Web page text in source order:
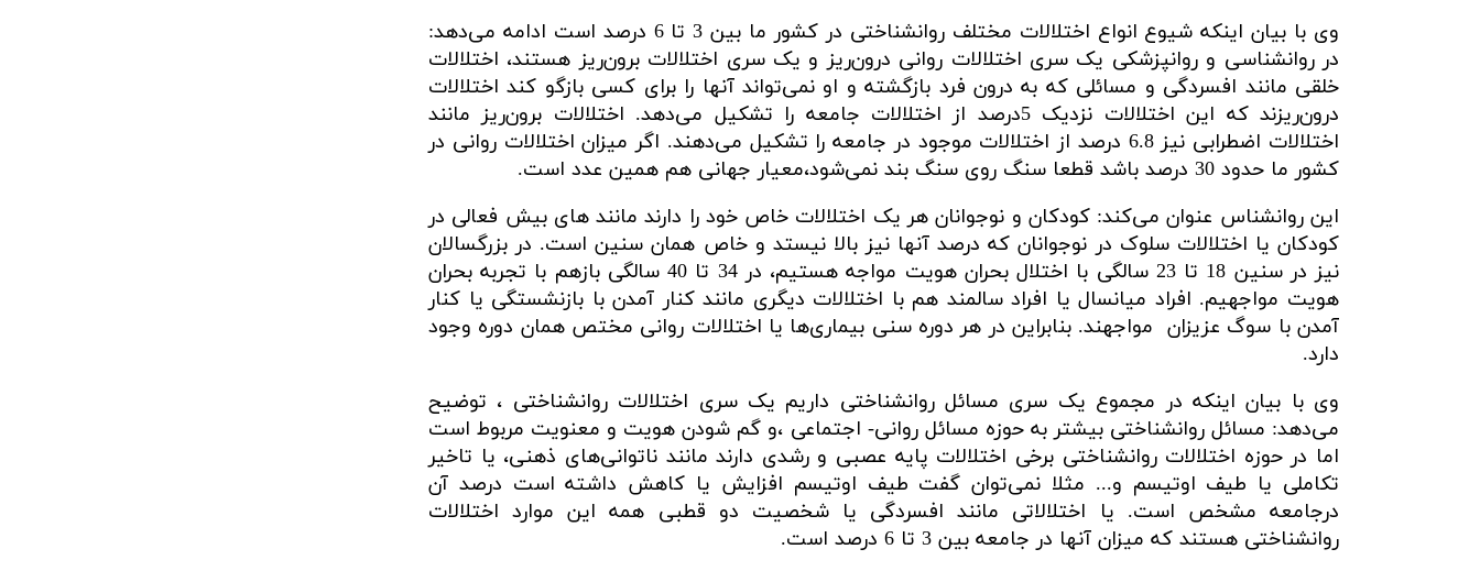
وی با بیان اینکه شیوع انواع اختلالات مختلف روانشناختی در کشور ما بین 3 تا 6 درصد است ادامه می‌دهد:
در روانشناسی و روانپزشکی یک سری اختلالات روانی درون‌ریز و یک ‌سری اختلالات برون‌ریز هستند، اختلالات
خلقی مانند افسردگی و مسائلی که به درون فرد بازگشته و او نمی‌تواند آنها را برای کسی بازگو کند اختلالات
درون‌ریزند که این اختلالات نزدیک 5درصد از اختلالات جامعه را تشکیل می‌دهد. اختلالات برون‌ریز مانند
اختلالات اضطرابی نیز 6.8 درصد از اختلالات موجود در جامعه را تشکیل می‌دهند. اگر میزان اختلالات روانی در
کشور ما حدود 30 درصد باشد قطعا سنگ روی سنگ بند نمی‌شود،‌معیار جهانی هم همین عدد است.
این روانشناس عنوان می‌کند: کودکان و نوجوانان هر یک اختلالات خاص خود را دارند مانند های بیش فعالی در
کودکان یا اختلالات سلوک در نوجوانان که درصد آنها نیز بالا نیستد و خاص همان سنین است. در بزرگسالان
نیز در سنین 18 تا 23 سالگی با اختلال بحران هویت مواجه هستیم، در 34 تا 40 سالگی بازهم با تجربه بحران
هویت مواجهیم. افراد میانسال یا افراد سالمند هم با اختلالات دیگری مانند کنار آمدن با بازنشستگی یا کنار
آمدن با سوگ عزیزان مواجهند. بنابراین در هر دوره سنی بیماری‌ها یا اختلالات روانی مختص همان دوره وجود
دارد.
وی با بیان اینکه در مجموع یک سری مسائل روانشناختی داریم یک سری اختلالات روانشناختی ، توضیح
می‌دهد: مسائل روانشناختی بیشتر به حوزه مسائل روانی- اجتماعی ،و گم شودن هویت و معنویت مربوط است
اما در حوزه اختلالات روانشناختی برخی اختلالات‌ پایه عصبی و رشدی دارند مانند ناتوانی‌های ذهنی، یا تاخیر
تکاملی یا طیف اوتیسم و... مثلا نمی‌توان گفت طیف اوتیسم افزایش یا کاهش داشته است درصد آن
درجامعه مشخص است. یا اختلالاتی مانند افسردگی یا شخصیت دو قطبی همه این موارد اختلالات
روانشناختی هستند که میزان آنها در جامعه بین 3 تا 6 درصد است.